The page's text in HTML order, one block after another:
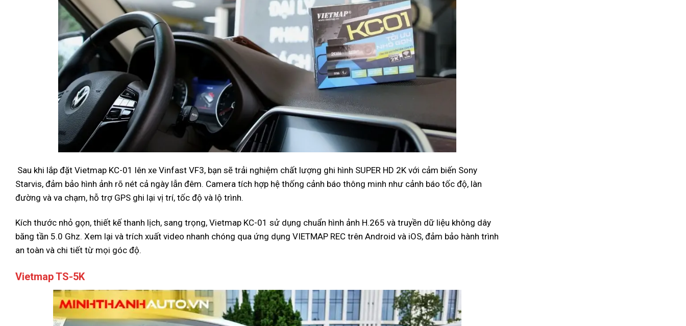
Sau khi lắp đặt Vietmap KC-01 lên xe Vinfast VF3, bạn sẽ trải nghiệm chất lượng ghi hình SUPER HD 2K với cảm biến Sony
Starvis, đảm bảo hình ảnh rõ nét cả ngày lẫn đêm. Camera tích hợp hệ thống cảnh báo thông minh như cảnh báo tốc độ, làn
đường và va chạm, hỗ trợ GPS ghi lại vị trí, tốc độ và lộ trình.
Kích thước nhỏ gọn, thiết kế thanh lịch, sang trọng, Vietmap KC-01 sử dụng chuẩn hình ảnh H.265 và truyền dữ liệu không dây
băng tần 5.0 Ghz. Xem lại và trích xuất video nhanh chóng qua ứng dụng VIETMAP REC trên Android và iOS, đảm bảo hành trình
an toàn và chi tiết từ mọi góc độ.
Vietmap TS-5K